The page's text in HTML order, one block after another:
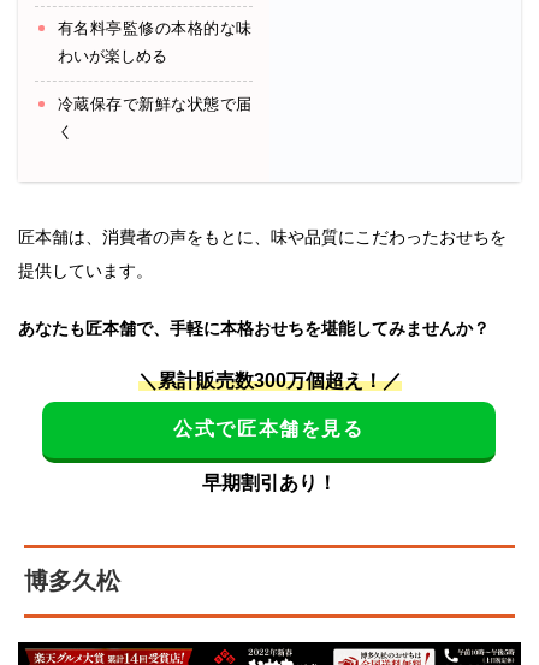
有名料亭監修の本格的な味
わいが楽しめる
冷蔵保存で新鮮な状態で届
く
匠本舗は、消費者の声をもとに、味や品質にこだわったおせちを
提供しています。
あなたも匠本舗で、手軽に本格おせちを堪能してみませんか？
＼累計販売数300万個超え！／
公式で匠本舗を見る
早期割引あり！
博多久松